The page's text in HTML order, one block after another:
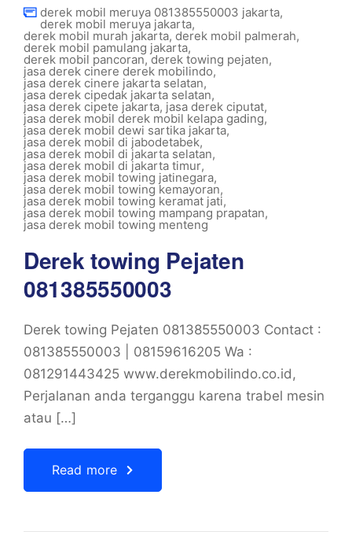
derek mobil meruya 081385550003 jakarta,
derek mobil meruya jakarta,
derek mobil murah jakarta, derek mobil palmerah,
derek mobil pamulang jakarta,
derek mobil pancoran,derek towing pejaten,
jasa derek cinere derek mobilindo,
jasa derek cinere jakarta selatan,
jasa derek cipedak jakarta selatan,
jasa derek cipete jakarta, jasa derek ciputat,
jasa derek mobil derek mobil kelapa gading,
jasa derek mobil dewi sartika jakarta,
jasa derek mobil di jabodetabek,
jasa derek mobil di jakarta selatan,
jasa derek mobil di jakarta timur,
jasa derek mobil towing jatinegara,
jasa derek mobil towing kemayoran,
jasa derek mobil towing keramat jati,
jasa derek mobil towing mampang prapatan,
jasa derek mobil towing menteng
Derek towing Pejaten
081385550003
Derek towing Pejaten 081385550003 Contact :
081385550003 | 08159616205 Wa :
081291443425 www.derekmobilindo.co.id,
Perjalanan anda terganggu karena trabel mesin
atau […]
Read more